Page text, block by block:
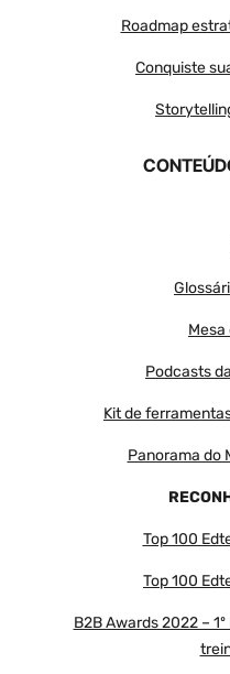
Roadmap
Conquiste
Podcasts
Kit de
Panorama do
Top 100
Top 100
B2B Awards 2022 –